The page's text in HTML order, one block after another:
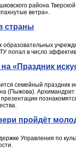
района
ветра».
страны
попал в число
«Праздник
семейный праздник
(Пыжова).
пройдёт
Управления по